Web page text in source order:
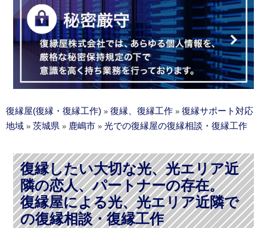
復縁屋(復縁・復縁工作) » 復縁、復縁工作 » 復縁サポート対応
地域 » 茨城県 » 鹿嶋市 » 光での復縁屋の復縁相談・復縁工作
復縁したい大切な光、光エリア近
隣の恋人、パートナーの存在。
復縁屋による光、光エリア近隣で
の復縁相談・復縁工作